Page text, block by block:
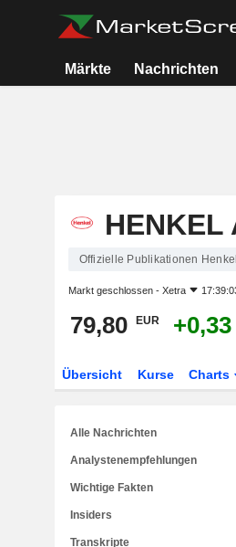
Märkte Nachrichten
HENKEL
Offizielle Publikationen
Markt geschlossen - Xetra
79,80 EUR
Übersicht Kurse Charts
Alle Nachrichten
Analystenempfehlungen
Wichtige Fakten
Insiders
Transkripte